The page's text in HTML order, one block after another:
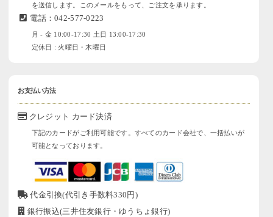
を送信します。このメールをもって、ご注文を承ります。
電話：042-577-0223
月 - 金 10:00-17:30 土日 13:00-17:30
定休日 : 火曜日・木曜日
お支払い方法
クレジット カード決済
下記のカードがご利用可能です。すべてのカード会社で、一括払いが
可能となっております。
代金引換(代引き手数料330円)
銀行振込(三井住友銀行・ゆうちょ銀行)